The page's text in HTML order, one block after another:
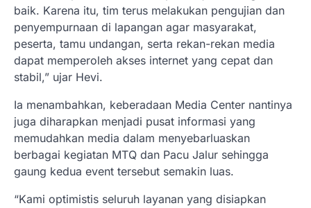
baik. Karena itu, tim terus melakukan pengujian dan
penyempurnaan di lapangan agar masyarakat,
peserta, tamu undangan, serta rekan-rekan media
dapat memperoleh akses internet yang cepat dan
stabil,” ujar Hevi.
Ia menambahkan, keberadaan Media Center nantinya
juga diharapkan menjadi pusat informasi yang
memudahkan media dalam menyebarluaskan
berbagai kegiatan MTQ dan Pacu Jalur sehingga
gaung kedua event tersebut semakin luas.
“Kami optimistis seluruh layanan yang disiapkan